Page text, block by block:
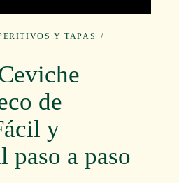
Y TAPAS
de
y
paso a paso